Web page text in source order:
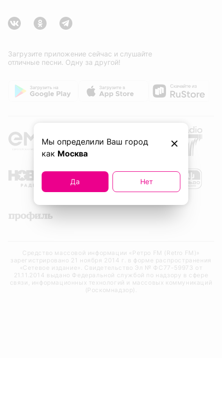
Мы определили Ваш город
как Москва
Да Нет
Загрузите приложение сейчас и слушайте
отличные песни. Одну за другой!
Средство массовой информации «Ретро FM (Retro FM)»
зарегистрировано 21 ноября 2014 г. в форме распространения
«Сетевое издание». Свидетельство Эл № ФС77-59973 от
21.11.2014 выдано Федеральной службой по надзору в сфере
связи, информационных технологий и массовых коммуникаций
(Роскомнадзор).